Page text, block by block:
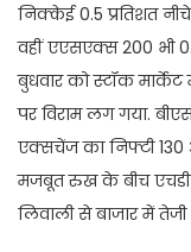
निक्केई 0.5 प्रतिशत
वहीं एएसएक्स 200 भी
बुधवार को स्टॉक मार्केट
पर विराम लग गया.
एक्सचेंज का निफ्टी
मजबूत रुख के बीच
लिवाली से बाजार में